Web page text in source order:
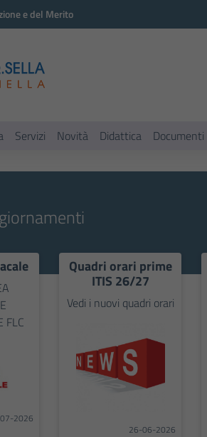
e del Merito
Servizi Novità Didattica Documenti
FLC
2026
Quadri orari prime
ITIS 26/27
Vedi i nuovi quadri orari
26-06-2026